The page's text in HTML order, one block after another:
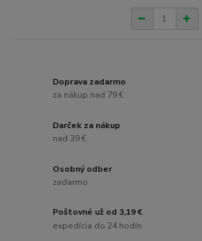
Doprava zadarmo
za nákup nad 79 €
Darček za nákup
nad 39 €
Osobný odber
zadarmo
Poštovné už od 3,19 €
expedícia do 24 hodín